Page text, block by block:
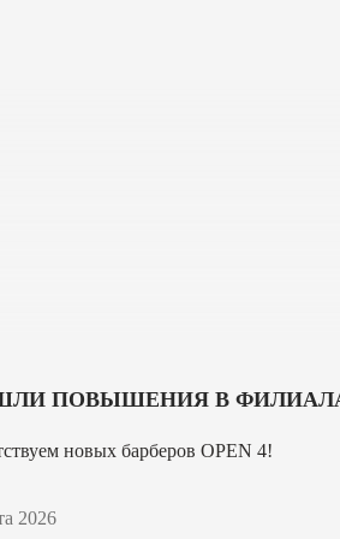
ПОВЫШЕНИЯ В
новых барберов OPEN 4!
2026